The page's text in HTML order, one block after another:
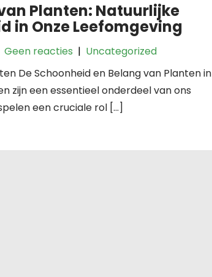
Planten: Natuurlijke
in Onze Leefomgeving
Geen reacties | Uncategorized
De Schoonheid en Belang van Planten in
zijn een essentieel onderdeel van ons
een cruciale rol […]